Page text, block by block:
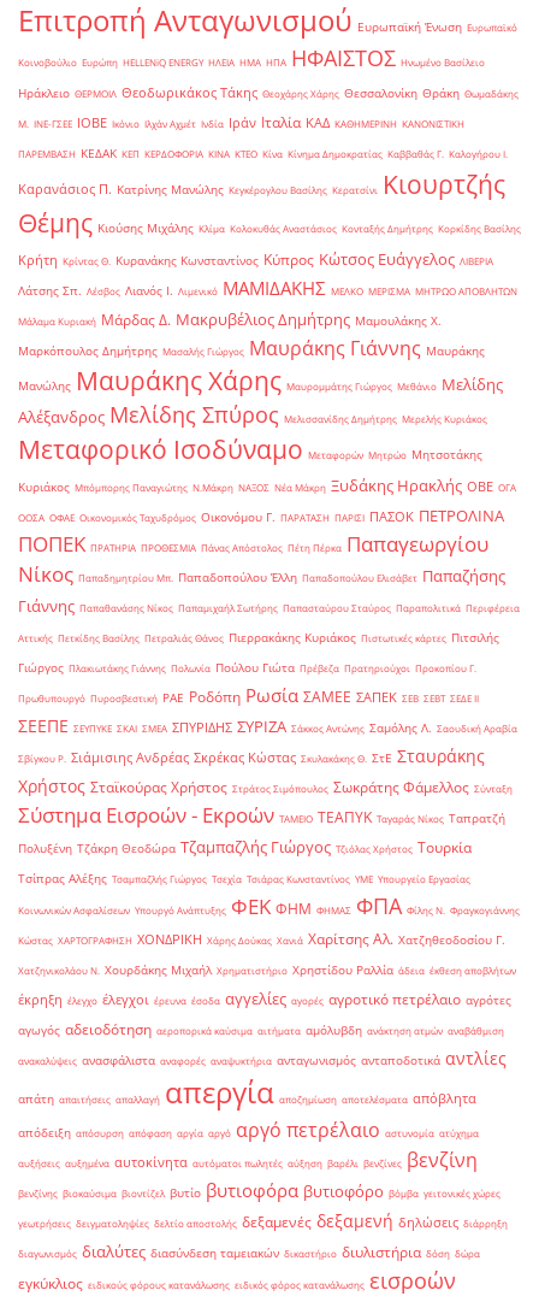
Επιτροπή Ανταγωνισμού Ευρωπαϊκή Ένωση Ευρωπαϊκό
Κοινοβούλιο Ευρώπη ΗELLENiQ ENERGY ΗΛΕΙΑ ΗΜΑ ΗΠΑ ΗΦΑΙΣΤΟΣ Ηνωμένο Βασίλειο
Ηράκλειο ΘΕΡΜΟΙΛ Θεοδωρικάκος Τάκης Θεοχάρης Χάρης Θεσσαλονίκη Θράκη Θωμαδάκης
Μ. ΙΝΕ-ΓΣΕΕ ΙΟΒΕ Ικόνιο Ιλχάν Αχμέτ Ινδία Ιράν Ιταλία ΚΑΔ ΚΑΘΗΜΕΡΙΝΗ ΚΑΝΟΝΙΣΤΙΚΗ
ΠΑΡΕΜΒΑΣΗ ΚΕΔΑΚ ΚΕΠ ΚΕΡΔΟΦΟΡΙΑ ΚΙΝΑ ΚΤΕΟ Κίνα Κίνημα Δημοκρατίας Καββαθάς Γ. Καλογήρου Ι.
Καρανάσιος Π. Κατρίνης Μανώλης Κεγκέρογλου Βασίλης Κερατσίνι
Κιουρτζής
Θέμης Κιούσης Μιχάλης Κλίμα Κολοκυθάς Αναστάσιος Κονταξής Δημήτρης Κορκίδης Βασίλης
Κρήτη Κρίντας Θ. Κυρανάκης Κωνσταντίνος Κύπρος Κώτσος Ευάγγελος ΛΙΒΕΡΙΑ
Λάτσης Σπ. Λέσβος Λιανός Ι. Λιμενικό ΜΑΜΙΔΑΚΗΣ ΜΕΛΚΟ ΜΕΡΙΣΜΑ ΜΗΤΡΩΟ ΑΠΟΒΛΗΤΩΝ
Μάλαμα Κυριακή Μάρδας Δ. Μακρυβέλιος Δημήτρης Μαμουλάκης Χ.
Μαρκόπουλος Δημήτρης Μασαλής Γιώργος Μαυράκης Γιάννης Μαυράκης
Μανώλης Μαυράκης Χάρης Μαυρομμάτης Γιώργος Μεθάνιο Μελίδης
Αλέξανδρος Μελίδης Σπύρος Μελισσανίδης Δημήτρης Μερελής Κυριάκος
Μεταφορικό Ισοδύναμο Μεταφορών Μητρώο Μητσοτάκης
Κυριάκος Μπόμπορης Παναγιώτης Ν.Μάκρη ΝΑΞΟΣ Νέα Μάκρη Ξυδάκης Ηρακλής ΟΒΕ ΟΓΑ
ΟΟΣΑ ΟΦΑΕ Οικονομικός Ταχυδρόμος Οικονόμου Γ. ΠΑΡΑΤΑΣΗ ΠΑΡΙΣΙ ΠΑΣΟΚ ΠΕΤΡΟΛΙΝΑ
ΠΟΠΕΚ ΠΡΑΤΗΡΙΑ ΠΡΟΘΕΣΜΙΑ Πάνας Απόστολος Πέτη Πέρκα Παπαγεωργίου
Νίκος Παπαδημητρίου Μπ. Παπαδοπούλου Έλλη Παπαδοπούλου Ελισάβετ Παπαζήσης
Γιάννης Παπαθανάσης Νίκος Παπαμιχαήλ Σωτήρης Παπασταύρου Σταύρος Παραπολιτικά Περιφέρεια
Αττικής Πετκίδης Βασίλης Πετραλιάς Θάνος Πιερρακάκης Κυριάκος Πιστωτικές κάρτες Πιτσιλής
Γιώργος Πλακιωτάκης Γιάννης Πολωνία Πούλου Γιώτα Πρέβεζα Πρατηριούχοι Προκοπίου Γ.
Πρωθυπουργό Πυροσβεστική ΡΑΕ Ροδόπη Ρωσία ΣΑΜΕΕ ΣΑΠΕΚ ΣΕΒ ΣΕΒΤ ΣΕΔΕ ΙΙ
ΣΕΕΠΕ ΣΕΥΠΥΚΕ ΣΚΑΙ ΣΜΕΑ ΣΠΥΡΙΔΗΣ ΣΥΡΙΖΑ Σάκκος Αντώνης Σαμόλης Λ. Σαουδική Αραβία
Σβίγκου Ρ. Σιάμισιης Ανδρέας Σκρέκας Κώστας Σκυλακάκης Θ. ΣτΕ Σταυράκης
Χρήστος Σταϊκούρας Χρήστος Στράτος Σιμόπουλος Σωκράτης Φάμελλος Σύνταξη
Σύστημα Εισροών - Εκροών ΤΑΜΕΙΟ ΤΕΑΠΥΚ Ταγαράς Νίκος Ταπρατζή
Πολυξένη Τζάκρη Θεοδώρα Τζαμπαζλής Γιώργος Τζιόλας Χρήστος Τουρκία
Τσίπρας Αλέξης Τσαμπαζλής Γιώργος Τσεχία Τσιάρας Κωνσταντίνος ΥΜΕ Υπουργείο Εργασίας
Κοινωνικών Ασφαλίσεων Υπουργό Ανάπτυξης ΦΕΚ ΦΗΜ ΦΗΜΑΣ ΦΠΑ Φίλης Ν. Φραγκογιάννης
Κώστας ΧΑΡΤΟΓΡΑΦΗΣΗ ΧΟΝΔΡΙΚΗ Χάρης Δούκας Χανιά Χαρίτσης Αλ. Χατζηθεοδοσίου Γ.
Χατζηνικολάου Ν. Χουρδάκης Μιχαήλ Χρηματιστήριο Χρηστίδου Ραλλία άδεια έκθεση αποβλήτων
έκρηξη έλεγχο έλεγχοι έρευνα έσοδα αγγελίες αγορές αγροτικό πετρέλαιο αγρότες
αγωγός αδειοδότηση αεροπορικά καύσιμα αιτήματα αμόλυβδη ανάκτηση ατμών αναβάθμιση
ανακαλύψεις ανασφάλιστα αναφορές αναψυκτήρια ανταγωνισμός ανταποδοτικά αντλίες
απάτη απαιτήσεις απαλλαγή απεργία αποζημίωση αποτελέσματα απόβλητα
απόδειξη απόσυρση απόφαση αργία αργό αργό πετρέλαιο αστυνομία ατύχημα
αυξήσεις αυξημένα αυτοκίνητα αυτόματοι πωλητές αύξηση βαρέλι βενζίνες βενζίνη
βενζίνης βιοκαύσιμα βιοντίζελ βυτίο βυτιοφόρα βυτιοφόρο βόμβα γειτονικές χώρες
γεωτρήσεις δειγματοληψίες δελτίο αποστολής δεξαμενές δεξαμενή δηλώσεις διάρρηξη
διαγωνισμός διαλύτες διασύνδεση ταμειακών δικαστήριο διυλιστήρια δόση δώρα
εγκύκλιος ειδικούς φόρους κατανάλωσης ειδικός φόρος κατανάλωσης εισροών